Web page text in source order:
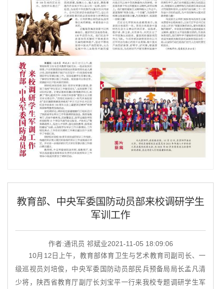
教育部、中央军委国防动员部来校调研学生
军训工作
作者:通讯员 祁斌业2021-11-05 18:09:06
10月12日上午，教育部体育卫生与艺术教育司副司长、一
级巡视员刘培俊，中央军委国防动员部民兵预备局局长孟凡清
少将，陕西省教育厅副厅长刘宝平一行来我校专题调研学生军